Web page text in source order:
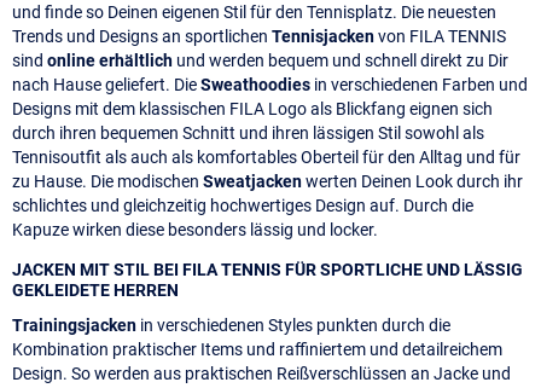
und finde so Deinen eigenen Stil für den Tennisplatz. Die neuesten
Trends und Designs an sportlichen Tennisjackenvon FILA TENNIS
sind online erhältlich und werden bequem und schnell direkt zu Dir
nach Hause geliefert. DieSweathoodies in verschiedenen Farben und
Designs mit dem klassischen FILA Logo als Blickfang eignen sich
durch ihren bequemen Schnitt und ihren lässigen Stil sowohl als
Tennisoutfit als auch als komfortables Oberteil für den Alltag und für
zu Hause. Die modischen Sweatjackenwerten Deinen Look durch ihr
schlichtes und gleichzeitig hochwertiges Design auf. Durch die
Kapuze wirken diese besonders lässig und locker.
JACKEN MIT STIL BEI FILA TENNIS FÜR SPORTLICHE UND LÄSSIG
GEKLEIDETE HERREN
Trainingsjacken in verschiedenen Styles punkten durch die
Kombination praktischer Items und raffiniertem und detailreichem
Design. So werden aus praktischen Reißverschlüssen an Jacke und